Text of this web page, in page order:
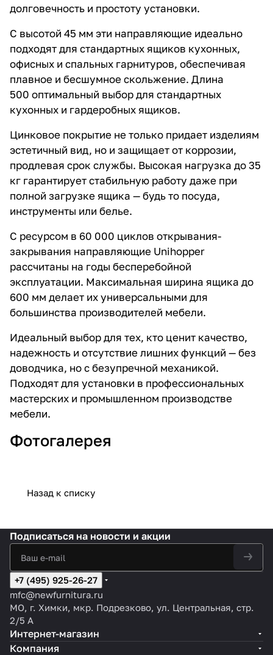
долговечность и простоту установки.
С высотой 45 мм эти направляющие идеально
подходят для стандартных ящиков кухонных,
офисных и спальных гарнитуров, обеспечивая
плавное и бесшумное скольжение. Длина
500 оптимальный выбор для стандартных
кухонных и гардеробных ящиков.
Цинковое покрытие не только придает изделиям
эстетичный вид, но и защищает от коррозии,
продлевая срок службы. Высокая нагрузка до 35
кг гарантирует стабильную работу даже при
полной загрузке ящика — будь то посуда,
инструменты или белье.
С ресурсом в 60 000 циклов открывания-
закрывания направляющие Unihopper
рассчитаны на годы бесперебойной
эксплуатации. Максимальная ширина ящика до
600 мм делает их универсальными для
большинства производителей мебели.
Идеальный выбор для тех, кто ценит качество,
надежность и отсутствие лишних функций — без
доводчика, но с безупречной механикой.
Подходят для установки в профессиональных
мастерских и промышленном производстве
мебели.
Фотогалерея
Назад к списку
Подписаться на новости и акции
+7 (495) 925-26-27
mfc@newfurnitura.ru
МО, г. Химки, мкр. Подрезково, ул. Центральная, стр.
2/5 А
Интернет-магазин
Компания